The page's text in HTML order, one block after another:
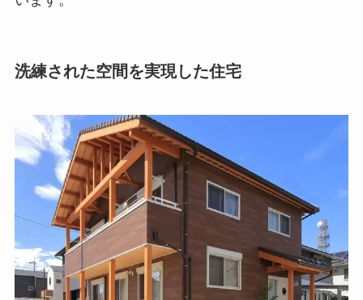
洗練された空間を実現した住宅